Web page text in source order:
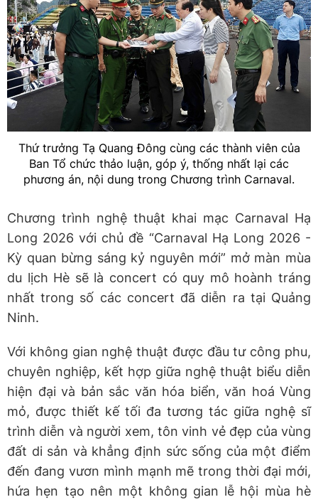
Thứ trưởng Tạ Quang Đông cùng các thành viên của
Ban Tổ chức thảo luận, góp ý, thống nhất lại các
phương án, nội dung trong Chương trình Carnaval.
Chương trình nghệ thuật khai mạc Carnaval Hạ
Long 2026 với chủ đề “Carnaval Hạ Long 2026 -
Kỳ quan bừng sáng kỷ nguyên mới” mở màn mùa
du lịch Hè sẽ là concert có quy mô hoành tráng
nhất trong số các concert đã diễn ra tại Quảng
Ninh.
Với không gian nghệ thuật được đầu tư công phu,
chuyên nghiệp, kết hợp giữa nghệ thuật biểu diễn
hiện đại và bản sắc văn hóa biển, văn hoá Vùng
mỏ, được thiết kế tối đa tương tác giữa nghệ sĩ
trình diễn và người xem, tôn vinh vẻ đẹp của vùng
đất di sản và khẳng định sức sống của một điểm
đến đang vươn mình mạnh mẽ trong thời đại mới,
hứa hẹn tạo nên một không gian lễ hội mùa hè